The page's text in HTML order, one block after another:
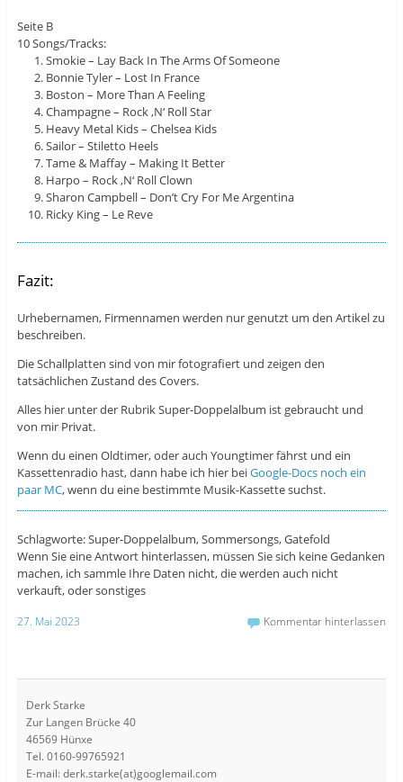
Seite B
10 Songs/Tracks:
Smokie – Lay Back In The Arms Of Someone
Bonnie Tyler – Lost In France
Boston – More Than A Feeling
Champagne – Rock ‚N‘ Roll Star
Heavy Metal Kids – Chelsea Kids
Sailor – Stiletto Heels
Tame & Maffay – Making It Better
Harpo – Rock ‚N‘ Roll Clown
Sharon Campbell – Don’t Cry For Me Argentina
Ricky King – Le Reve
Fazit:
Urhebernamen, Firmennamen werden nur genutzt um den Artikel zu
beschreiben.
Die Schallplatten sind von mir fotografiert und zeigen den
tatsächlichen Zustand des Covers.
Alles hier unter der Rubrik Super-Doppelalbum ist gebraucht und
von mir Privat.
Wenn du einen Oldtimer, oder auch Youngtimer fährst und ein
Kassettenradio hast, dann habe ich hier beiGoogle-Docs noch ein
paar MC, wenn du eine bestimmte Musik-Kassette suchst.
Schlagworte: Super-Doppelalbum, Sommersongs, Gatefold
Wenn Sie eine Antwort hinterlassen, müssen Sie sich keine Gedanken
machen, ich sammle Ihre Daten nicht, die werden auch nicht
verkauft, oder sonstiges
27. Mai 2023 Kommentar hinterlassen
Derk Starke
Zur Langen Brücke 40
46569 Hünxe
Tel. 0160-99765921
E-mail: derk.starke(at)googlemail.com